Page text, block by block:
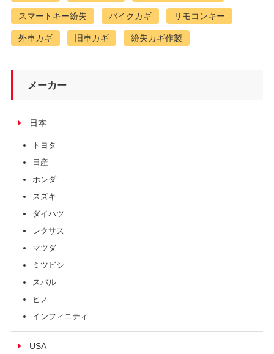
スマートキー紛失 バイクカギ リモコンキー
外車カギ 旧車カギ 紛失カギ作製
メーカー
日本
トヨタ
日産
ホンダ
スズキ
ダイハツ
レクサス
マツダ
ミツビシ
スバル
ヒノ
インフィニティ
USA